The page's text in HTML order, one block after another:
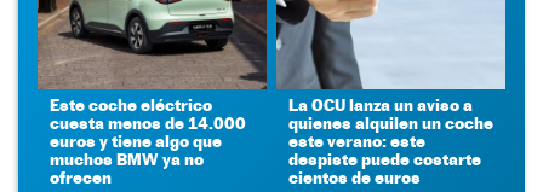
Este coche eléctrico
cuesta menos de 14.000
euros y tiene algo que
muchos BMW ya no
ofrecen
La OCU lanza un aviso a
quienes alquilen un coche
este verano: este
despiste puede costarte
cientos de euros